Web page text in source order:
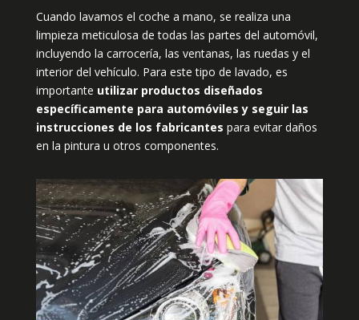
Cuando lavamos el coche a mano, se realiza una
limpieza meticulosa de todas las partes del automóvil,
incluyendo la carrocería, las ventanas, las ruedas y el
interior del vehículo. Para este tipo de lavado, es
importante utilizar productos diseñados
específicamente para automóviles y seguir las
instrucciones de los fabricantes para evitar daños
en la pintura u otros componentes.